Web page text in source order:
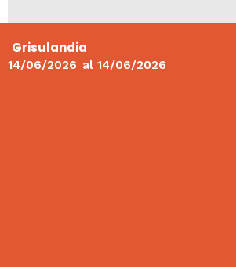
Grisulandia
14/06/2026 al 14/06/2026